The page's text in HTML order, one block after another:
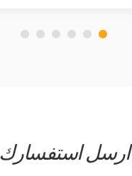
ارسل استفسارك